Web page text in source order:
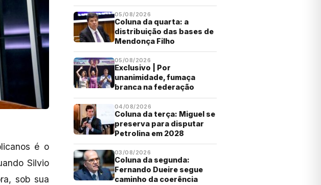
é o
Silvio
sob sua
05/08/2026
Coluna da quarta: a
distribuição das bases de
Mendonça Filho
05/08/2026
Exclusivo | Por
unanimidade, fumaça
branca na federação
04/08/2026
Coluna da terça: Miguel se
preserva para disputar
Petrolina em 2028
03/08/2026
Coluna da segunda:
Fernando Dueire segue
caminho da coerência